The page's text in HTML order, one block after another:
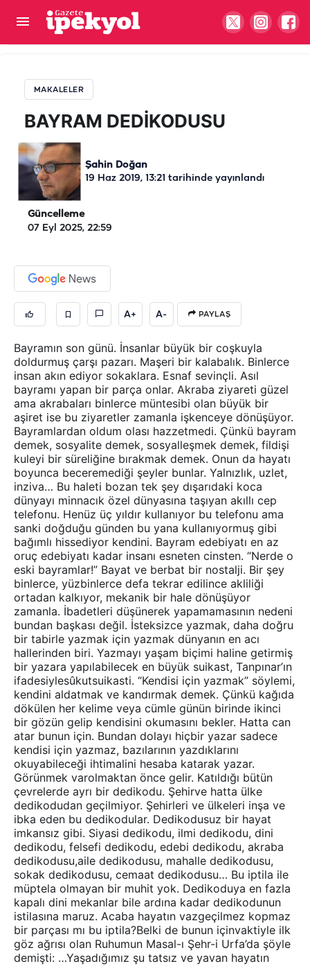
MAKALELER
BAYRAM DEDİKODUSU
Şahin Doğan
19 Haz 2019, 13:21 tarihinde yayınlandı
Güncelleme
07 Eyl 2025, 22:59
A+ A- PAYLAŞ
Bayramın son günü. İnsanlar büyük bir coşkuyla
doldurmuş çarşı pazarı. Maşeri bir kalabalık. Binlerce
insan akın ediyor sokaklara. Esnaf sevinçli. Asıl
bayramı yapan bir parça onlar. Akraba ziyareti güzel
ama akrabaları binlerce müntesibi olan büyük bir
aşiret ise bu ziyaretler zamanla işkenceye dönüşüyor.
Bayramlardan oldum olası hazzetmedi. Çünkü bayram
demek, sosyalite demek, sosyalleşmek demek, fildişi
kuleyi bir süreliğine bırakmak demek. Onun da hayatı
boyunca beceremediği şeyler bunlar. Yalnızlık, uzlet,
inziva… Bu haleti bozan tek şey dışarıdaki koca
dünyayı minnacık özel dünyasına taşıyan akıllı cep
telefonu. Henüz üç yıldır kullanıyor bu telefonu ama
sanki doğduğu günden bu yana kullanıyormuş gibi
bağımlı hissediyor kendini. Bayram edebiyatı en az
oruç edebiyatı kadar insanı esneten cinsten. “Nerde o
eski bayramlar!” Bayat ve berbat bir nostalji. Bir şey
binlerce, yüzbinlerce defa tekrar edilince akliliği
ortadan kalkıyor, mekanik bir hale dönüşüyor
zamanla. İbadetleri düşünerek yapamamasının nedeni
bundan başkası değil. İsteksizce yazmak, daha doğru
bir tabirle yazmak için yazmak dünyanın en acı
hallerinden biri. Yazmayı yaşam biçimi haline getirmiş
bir yazara yapılabilecek en büyük suikast, Tanpınar’ın
ifadesiylesûkutsuikasti. “Kendisi için yazmak” söylemi,
kendini aldatmak ve kandırmak demek. Çünkü kağıda
dökülen her kelime veya cümle günün birinde ikinci
bir gözün gelip kendisini okumasını bekler. Hatta can
atar bunun için. Bundan dolayı hiçbir yazar sadece
kendisi için yazmaz, bazılarının yazdıklarını
okuyabileceği ihtimalini hesaba katarak yazar.
Görünmek varolmaktan önce gelir. Katıldığı bütün
çevrelerde ayrı bir dedikodu. Şehirve hatta ülke
dedikodudan geçilmiyor. Şehirleri ve ülkeleri inşa ve
ibka eden bu dedikodular. Dedikodusuz bir hayat
imkansız gibi. Siyasi dedikodu, ilmi dedikodu, dini
dedikodu, felsefi dedikodu, edebi dedikodu, akraba
dedikodusu,aile dedikodusu, mahalle dedikodusu,
sokak dedikodusu, cemaat dedikodusu… Bu iptila ile
müptela olmayan bir muhit yok. Dedikoduya en fazla
kapalı dini mekanlar bile ardına kadar dedikodunun
istilasına maruz. Acaba hayatın vazgeçilmez kopmaz
bir parçası mı bu iptila?Belki de bunun içinvaktiyle ilk
göz ağrısı olan Ruhumun Masal-ı Şehr-i Urfa’da şöyle
demişti: …Yaşadığımız şu tatsız ve yavan hayatın
BAYRAM DEDİKODUSU